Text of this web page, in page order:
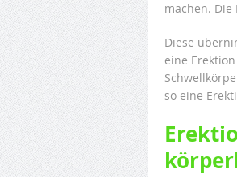
machen.
Diese
eine
so eine